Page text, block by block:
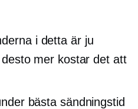
i detta är ju
mer kostar det att
bästa sändningstid